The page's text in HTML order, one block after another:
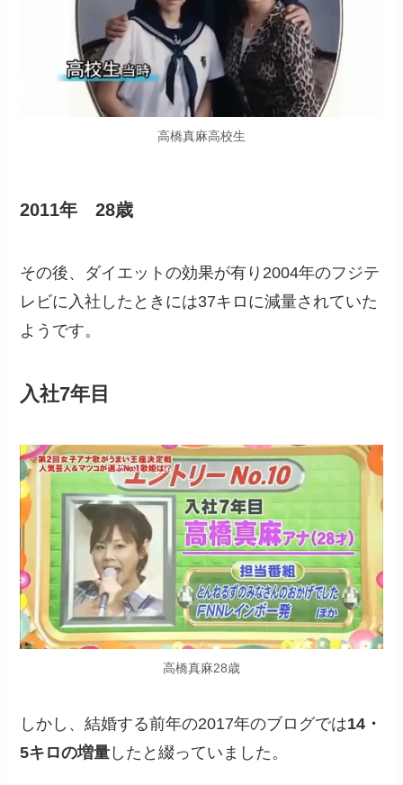
高橋真麻高校生
2011年 28歳
その後、ダイエットの効果が有り2004年のフジテ
レビに入社したときには37キロに減量されていた
ようです。
入社7年目
高橋真麻28歳
しかし、結婚する前年の2017年のブログでは14・
5キロの増量 したと綴っていました。